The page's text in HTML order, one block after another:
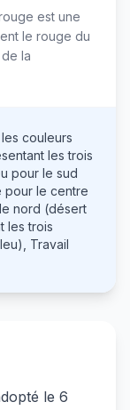
est une
le rouge du
la
couleurs
les trois
pour le sud
pour le centre
nord (désert
les trois
Travail
le 6